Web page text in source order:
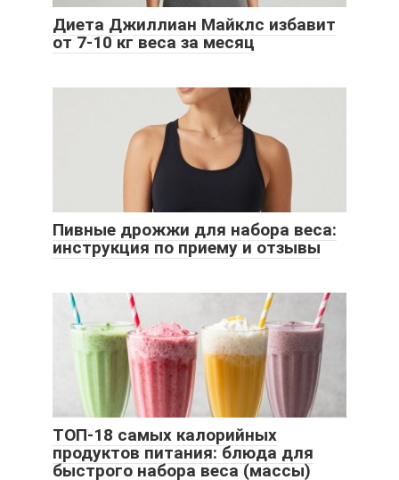
Диета Джиллиан Майклс избавит
от 7-10 кг веса за месяц
Пивные дрожжи для набора веса:
инструкция по приему и отзывы
ТОП-18 самых калорийных
продуктов питания: блюда для
быстрого набора веса (массы)